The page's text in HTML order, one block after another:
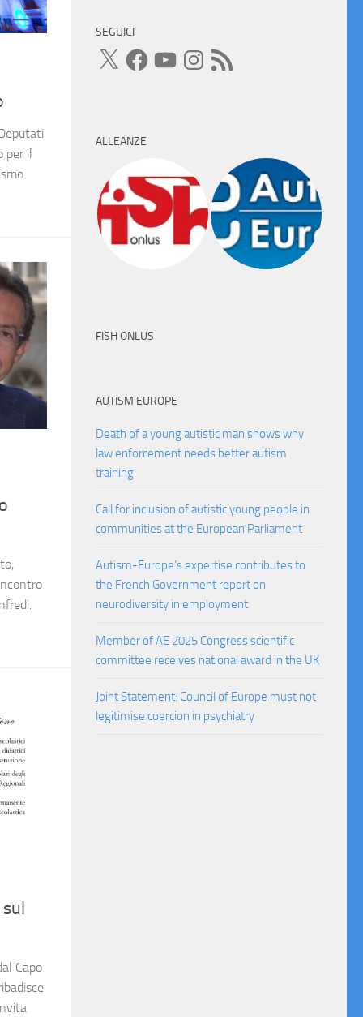
per il
Capo
SEGUICI
X FacebookYouTubeInstagram
Feed
RSS
ALLEANZE
FISH ONLUS
AUTISM EUROPE
Death of a young autistic man shows why
law enforcement needs better autism
training
Call for inclusion of autistic young people in
communities at the European Parliament
Autism-Europe’s expertise contributes to
the French Government report on
neurodiversity in employment
Member of AE 2025 Congress scientific
committee receives national award in the UK
Joint Statement: Council of Europe must not
legitimise coercion in psychiatry